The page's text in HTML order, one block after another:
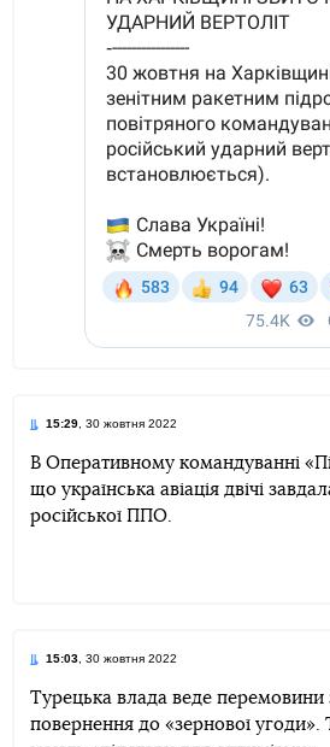
15:29, 30 жовтня 2022
Telegram
В Оперативному командуванні
що українська авіація двічі
російської ППО.
15:03, 30 жовтня 2022
Telegram
Турецька влада веде перемовини
повернення до «зернової